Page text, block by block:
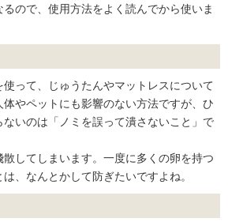
ので、使用方法をよく読んでから使いま
って、じゅうたんやマットレスについて
やペットにも影響のない方法ですが、ひ
ないのは「ノミを誤って潰さないこと」で
散してしまいます。一度に多くの卵を持つ
、なんとかして防ぎたいですよね。